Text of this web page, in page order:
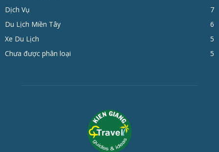
Dịch Vụ
7
Du Lịch Miền Tây
6
Xe Du Lịch
5
Chưa được phân loại
5